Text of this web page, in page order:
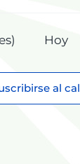
Hoy
al